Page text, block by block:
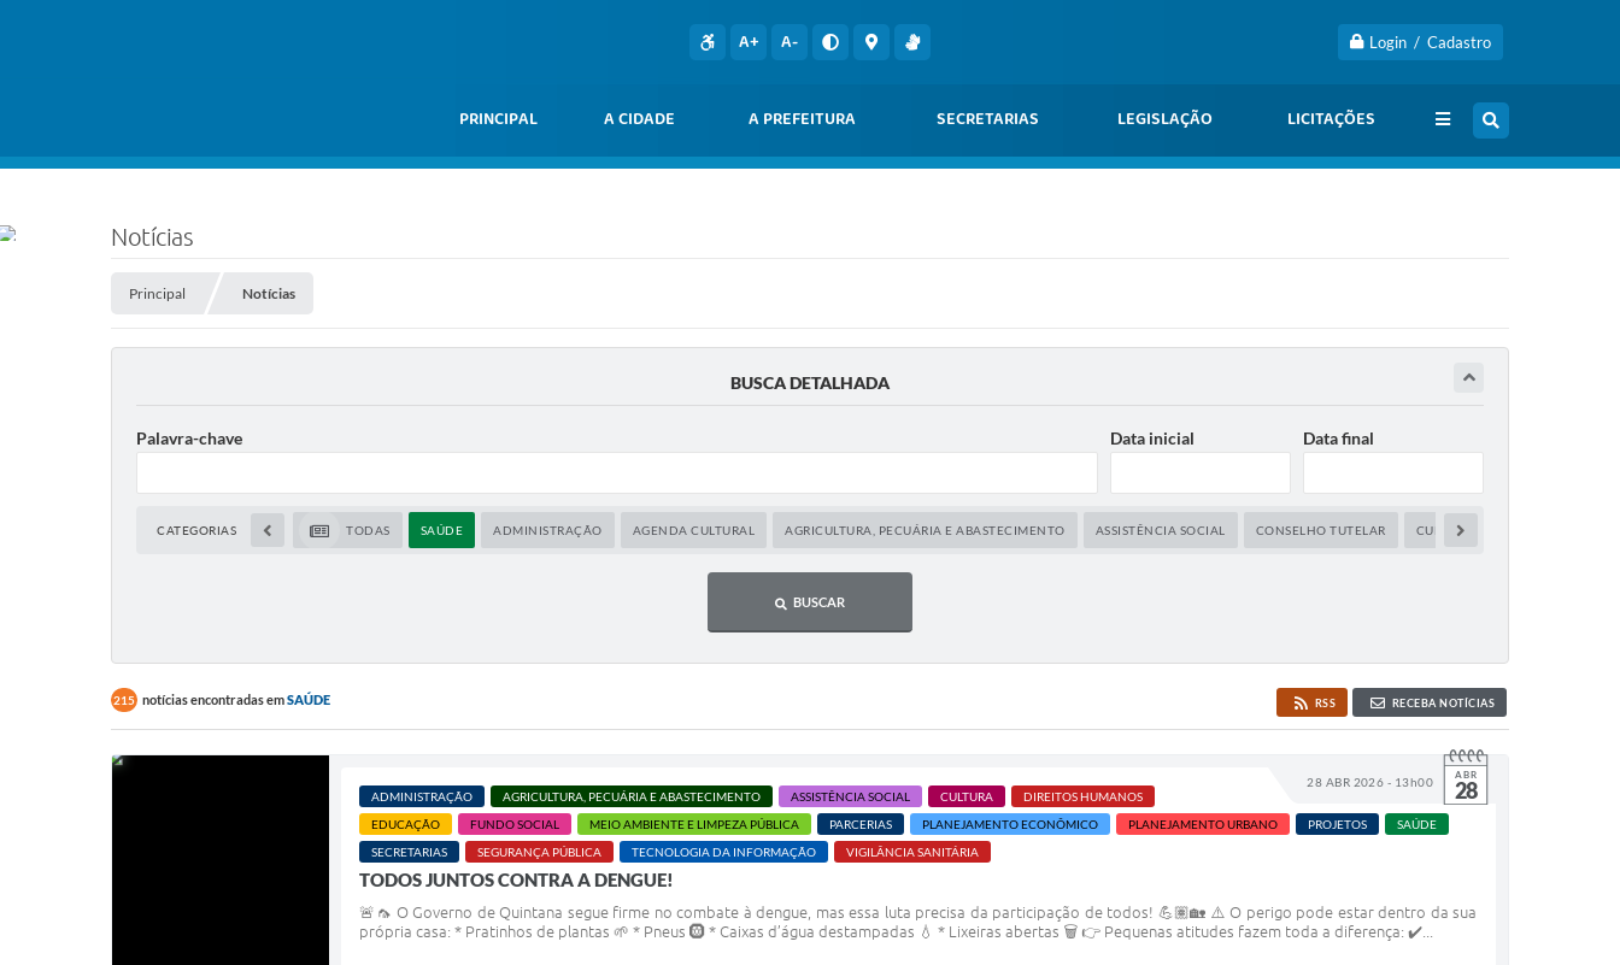
Login / Cadastro
A+ A-
PRINCIPAL A CIDADE A PREFEITURA SECRETARIAS LEGISLAÇÃO LICITAÇÕES
Notícias
Principal Notícias
BUSCA DETALHADA
Palavra-chave Data inicial Data final
CATEGORIAS TODAS SAÚDE ADMINISTRAÇÃO AGENDA CULTURAL AGRICULTURA, PECUÁRIA E ABASTECIMENTO ASSISTÊNCIA SOCIAL CONSELHO TUTELAR CULTURA
BUSCAR
215 notícias encontradas emSAÚDE RSS RECEBA NOTÍCIAS
28 ABR 2026 - 13h00 ABR
28
ADMINISTRAÇÃO AGRICULTURA, PECUÁRIA E ABASTECIMENTO ASSISTÊNCIA SOCIAL CULTURA
DIREITOS HUMANOS
EDUCAÇÃO
FUNDO SOCIAL MEIO AMBIENTE E LIMPEZA PÚBLICA PARCERIAS PLANEJAMENTO ECONÔMICO PLANEJAMENTO URBANO PROJETOS
SAÚDE
SECRETARIAS
SEGURANÇA PÚBLICA TECNOLOGIA DA INFORMAÇÃO VIGILÂNCIA SANITÁRIA
TODOS JUNTOS CONTRA A DENGUE!
🚨🦟 O Governo de Quintana segue firme no combate à dengue, mas essa luta precisa da participação de todos! 💪🏽🏡 ⚠️ O perigo pode estar dentro da sua
própria casa: * Pratinhos de plantas 🌱 * Pneus 🛞 * Caixas d’água destampadas 💧 * Lixeiras abertas 🗑️ 👉 Pequenas atitudes fazem toda a diferença: ✔️...